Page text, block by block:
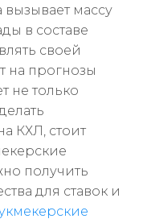
массу
в составе
своей
на прогнозы
не только
КХЛ, стоит
получить
для ставок и